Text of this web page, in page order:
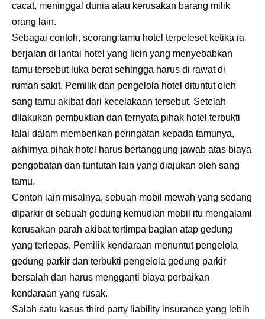
cacat, meninggal dunia atau kerusakan barang milik
orang lain.
Sebagai contoh, seorang tamu hotel terpeleset ketika ia
berjalan di lantai hotel yang licin yang menyebabkan
tamu tersebut luka berat sehingga harus di rawat di
rumah sakit. Pemilik dan pengelola hotel dituntut oleh
sang tamu akibat dari kecelakaan tersebut. Setelah
dilakukan pembuktian dan ternyata pihak hotel terbukti
lalai dalam memberikan peringatan kepada tamunya,
akhirnya pihak hotel harus bertanggung jawab atas biaya
pengobatan dan tuntutan lain yang diajukan oleh sang
tamu.
Contoh lain misalnya, sebuah mobil mewah yang sedang
diparkir di sebuah gedung kemudian mobil itu mengalami
kerusakan parah akibat tertimpa bagian atap gedung
yang terlepas. Pemilik kendaraan menuntut pengelola
gedung parkir dan terbukti pengelola gedung parkir
bersalah dan harus mengganti biaya perbaikan
kendaraan yang rusak.
Salah satu kasus third party liability insurance yang lebih